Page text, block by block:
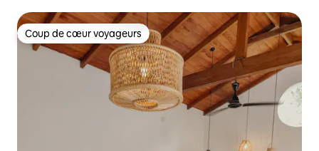
Coup de cœur voyageurs
Coup de cœur voyageurs